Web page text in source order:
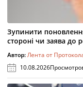
Зупинити
стороні чи заява до
Автор:Лента от
10.08.2026